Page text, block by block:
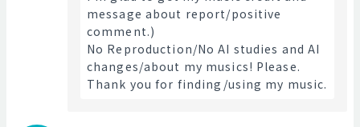
message about report/positive
comment.)
No Reproduction/No AI studies and AI
changes/about my musics! Please.